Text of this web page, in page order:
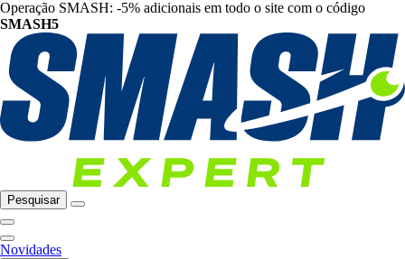
Operação SMASH: -5% adicionais em todo o site com o código
SMASH5
Pesquisar
Novidades